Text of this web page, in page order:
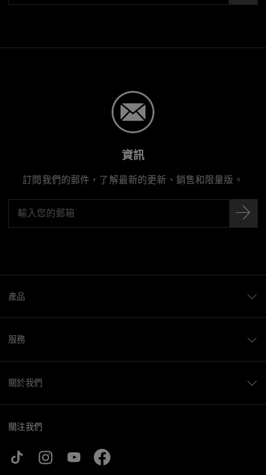
資訊
訂閱我們的郵件，了解最新的更新、銷售和限量版。
產品
服務
關於我們
關注我們